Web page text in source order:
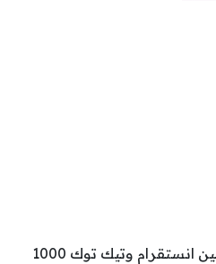
أرخص موقع شراء متابعين انستقرام وتيك توك 1000